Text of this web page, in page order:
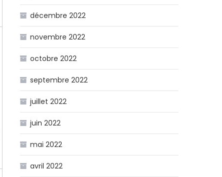
décembre 2022
novembre 2022
octobre 2022
septembre 2022
juillet 2022
juin 2022
mai 2022
avril 2022